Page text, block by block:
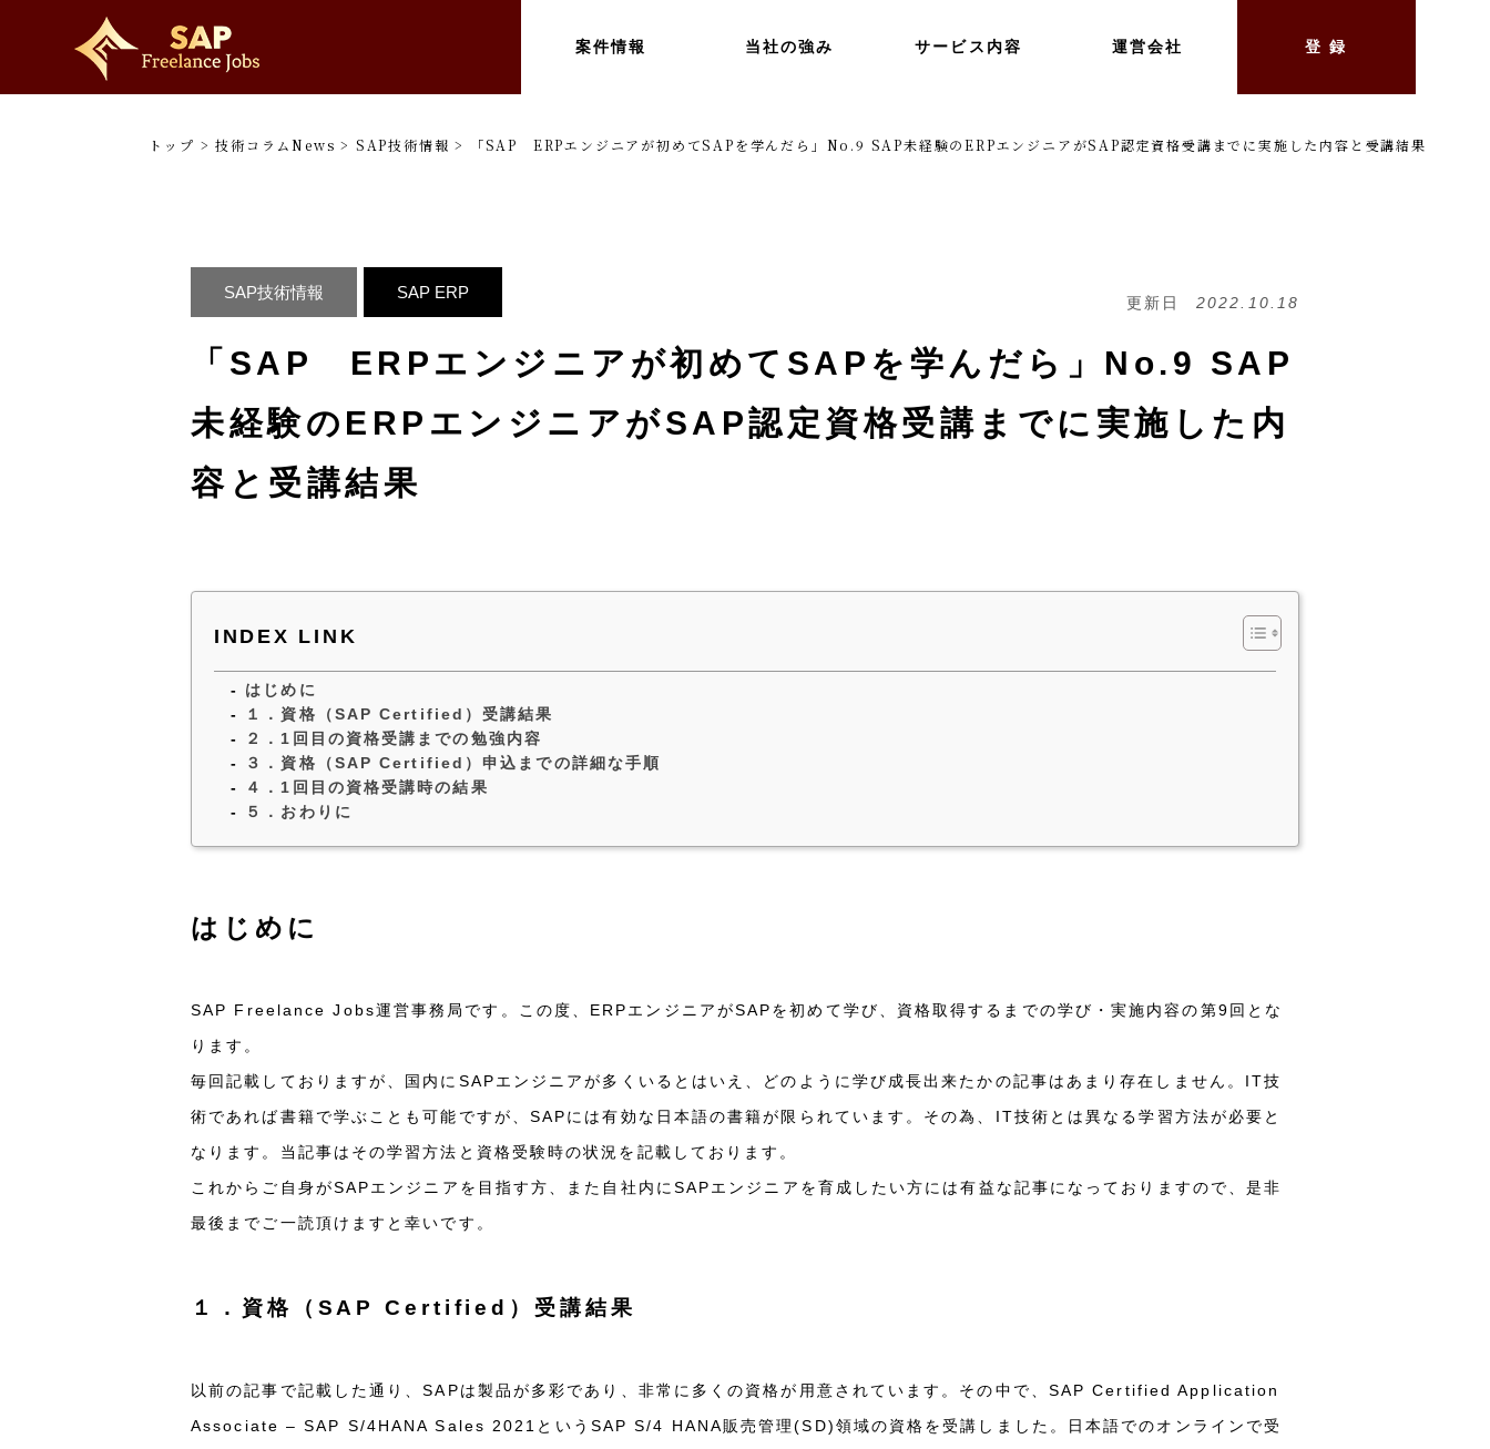
案件情報 当社の強み サービス内容 運営会社 登 録
トップ >技術コラムNews > SAP技術情報 > 「SAP ERPエンジニアが初めてSAPを学んだら」No.9 SAP未経験のERPエンジニアがSAP認定資格受講までに実施した内容と受講結果
SAP技術情報 SAP ERP
更新日 2022.10.18
「SAP ERPエンジニアが初めてSAPを学んだら」No.9 SAP
未経験のERPエンジニアがSAP認定資格受講までに実施した内
容と受講結果
INDEX LINK
はじめに
１．資格（SAP Certified）受講結果
２．1回目の資格受講までの勉強内容
３．資格（SAP Certified）申込までの詳細な手順
４．1回目の資格受講時の結果
５．おわりに
はじめに
SAP Freelance Jobs運営事務局です。この度、ERPエンジニアがSAPを初めて学び、資格取得するまでの学び・実施内容の第9回とな
ります。
毎回記載しておりますが、国内にSAPエンジニアが多くいるとはいえ、どのように学び成長出来たかの記事はあまり存在しません。IT技
術であれば書籍で学ぶことも可能ですが、SAPには有効な日本語の書籍が限られています。その為、IT技術とは異なる学習方法が必要と
なります。当記事はその学習方法と資格受験時の状況を記載しております。
これからご自身がSAPエンジニアを目指す方、また自社内にSAPエンジニアを育成したい方には有益な記事になっておりますので、是非
最後までご一読頂けますと幸いです。
１．資格（SAP Certified）受講結果
以前の記事で記載した通り、SAPは製品が多彩であり、非常に多くの資格が用意されています。その中で、SAP Certified Application
Associate – SAP S/4HANA Sales 2021というSAP S/4 HANA販売管理(SD)領域の資格を受講しました。日本語でのオンラインで受